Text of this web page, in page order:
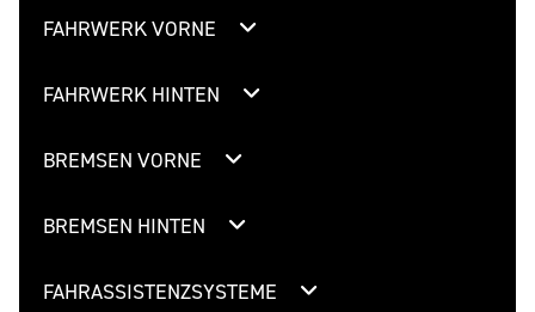
FAHRWERK VORNE
FAHRWERK HINTEN
BREMSEN VORNE
BREMSEN HINTEN
FAHRASSISTENZSYSTEME